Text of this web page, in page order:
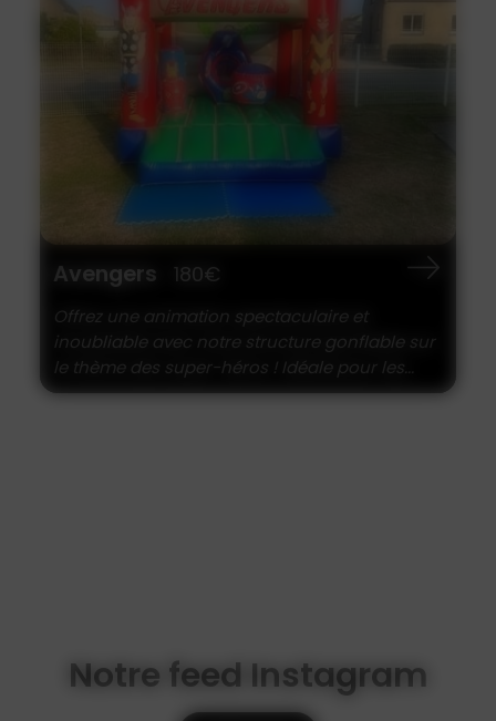
Océan 240€
Structure Gonflable « Océan » Plongez dans
un univers marin ludique avec cette structure
gonflable colorée sur le...
Notre feed Instagram